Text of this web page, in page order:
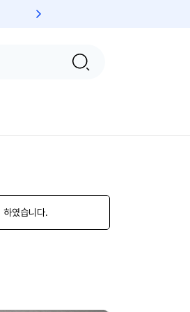
하였습니다.